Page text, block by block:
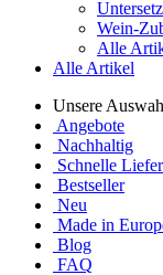
Wein-
Alle
Alle Artikel
Unsere
Angebote
Nachhaltig
Schnelle
Bestseller
Neu
Made in
Blog
FAQ